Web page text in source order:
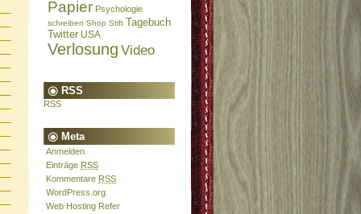
Papier Psychologie
schreiben Shop Stift Tagebuch
Twitter USA
Verlosung Video
RSS
RSS
Meta
Anmelden
Einträge RSS
Kommentare RSS
WordPress.org
Web Hosting Refer